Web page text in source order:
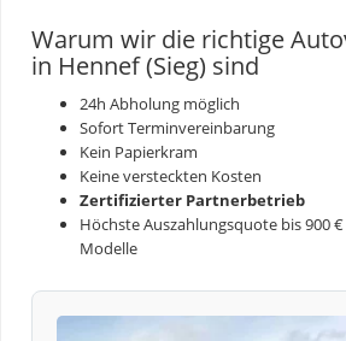
Warum wir die richtige
in Hennef (Sieg) sind
24h Abholung möglich
Sofort Terminvereinbarung
Kein Papierkram
Keine versteckten Kosten
Zertifizierter Partnerbetrieb
Höchste Auszahlungsquote bis 900
Modelle